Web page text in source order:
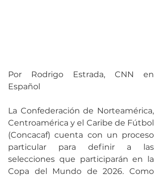
Por Rodrigo Estrada, CNN en
Español
La Confederación de Norteamérica,
Centroamérica y el Caribe de Fútbol
(Concacaf) cuenta con un proceso
particular para definir a las
selecciones que participarán en la
Copa del Mundo de 2026. Como